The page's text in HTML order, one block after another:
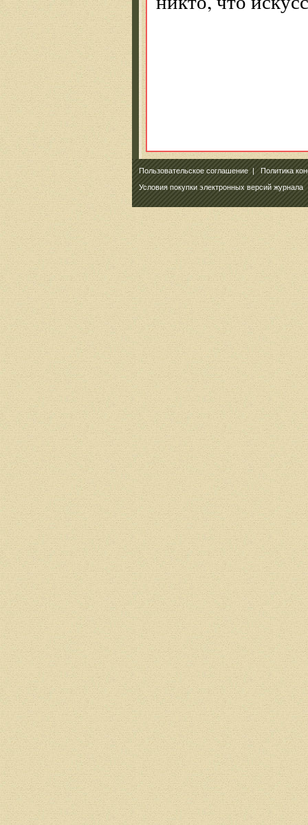
Пользовательское соглашение|Политика
Условия покупки электронных версий журнала